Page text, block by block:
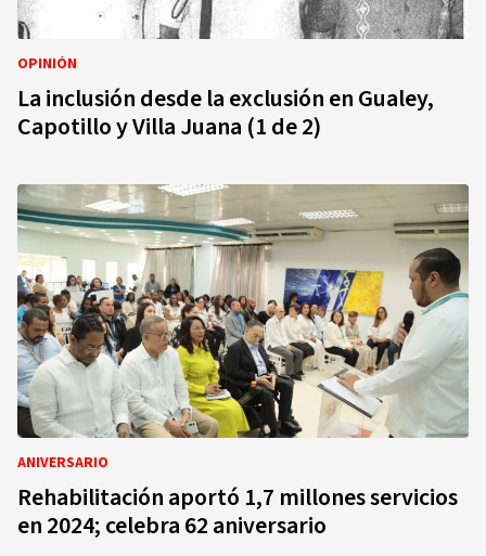
OPINIÓN
La inclusión desde la exclusión en Gualey,
Capotillo y Villa Juana (1 de 2)
ANIVERSARIO
Rehabilitación aportó 1,7 millones servicios
en 2024; celebra 62 aniversario